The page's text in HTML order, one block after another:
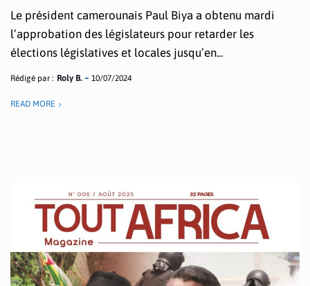
Le président camerounais Paul Biya a obtenu mardi
l’approbation des législateurs pour retarder les
élections législatives et locales jusqu’en...
Rédigé par : Roly B. 10/07/2024
READ MORE